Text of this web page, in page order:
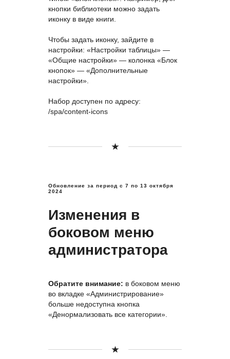
кнопки библиотеки можно задать
иконку в виде книги.
Чтобы задать иконку, зайдите в
настройки: «Настройки таблицы» —
«Общие настройки» — колонка «Блок
кнопок» — «Дополнительные
настройки».
Набор доступен по адресу:
/spa/content-icons
Обновление за период с 7 по 13 октября
2024
Изменения в
боковом меню
администратора
Обратите внимание: в боковом меню
во вкладке «Администрирование»
больше недоступна кнопка
«Денормализовать все категории».